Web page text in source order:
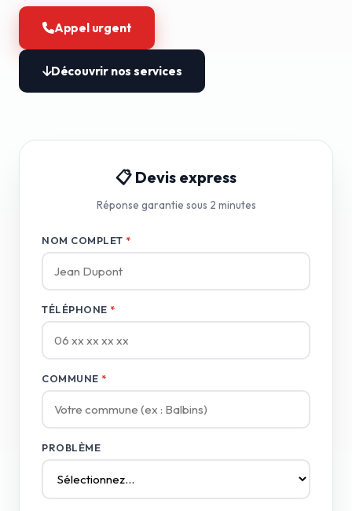
Appel urgent
Découvrir nos services
📋 Devis express
Réponse garantie sous 2 minutes
NOM COMPLET *
TÉLÉPHONE *
COMMUNE *
PROBLÈME